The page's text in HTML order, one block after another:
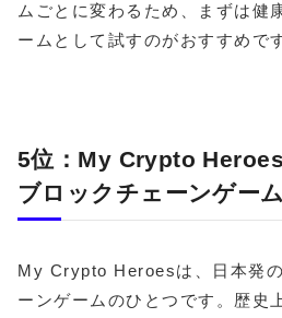
ムごとに変わるため、まずは健
ームとして試すのがおすすめで
5位：My Crypto
ブロックチェーンゲーム
My Crypto Heroesは、日本発
ーンゲームのひとつです。歴史